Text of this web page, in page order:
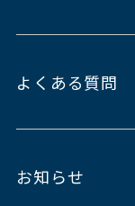
よくある質問
お知らせ